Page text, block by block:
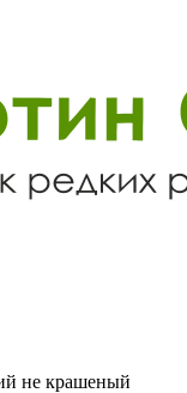
не крашеный